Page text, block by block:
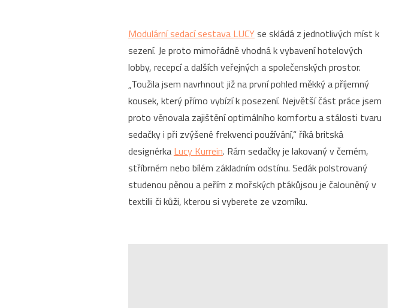
Modulární sedací sestava LUCYse skládá z jednotlivých míst k
sezení. Je proto mimořádně vhodná k vybavení hotelových
lobby, recepcí a dalších veřejných a společenských prostor.
„Toužila jsem navrhnout již na první pohled měkký a příjemný
kousek, který přímo vybízí k posezení. Největší část práce jsem
proto věnovala zajištění optimálního komfortu a stálosti tvaru
sedačky i při zvýšené frekvenci používání,“ říká britská
designérka Lucy Kurrein. Rám sedačky je lakovaný v černém,
stříbrném nebo bílém základním odstínu. Sedák polstrovaný
studenou pěnou a peřím z mořských ptákůjsou je čalouněný v
textilii či kůži, kterou si vyberete ze vzorníku.